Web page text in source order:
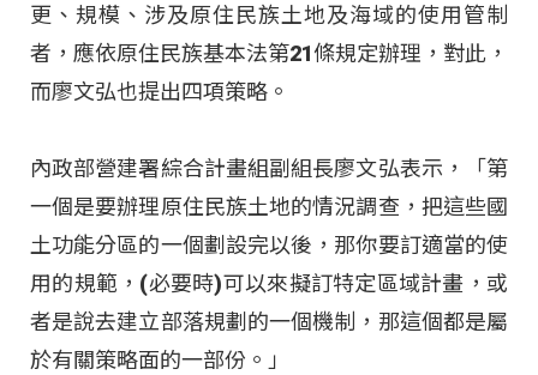
更、規模、涉及原住民族土地及海域的使用管制
者，應依原住民族基本法第21條規定辦理，對此，
而廖文弘也提出四項策略。
內政部營建署綜合計畫組副組長廖文弘表示，「第
一個是要辦理原住民族土地的情況調查，把這些國
土功能分區的一個劃設完以後，那你要訂適當的使
用的規範，(必要時)可以來擬訂特定區域計畫，或
者是說去建立部落規劃的一個機制，那這個都是屬
於有關策略面的一部份。」